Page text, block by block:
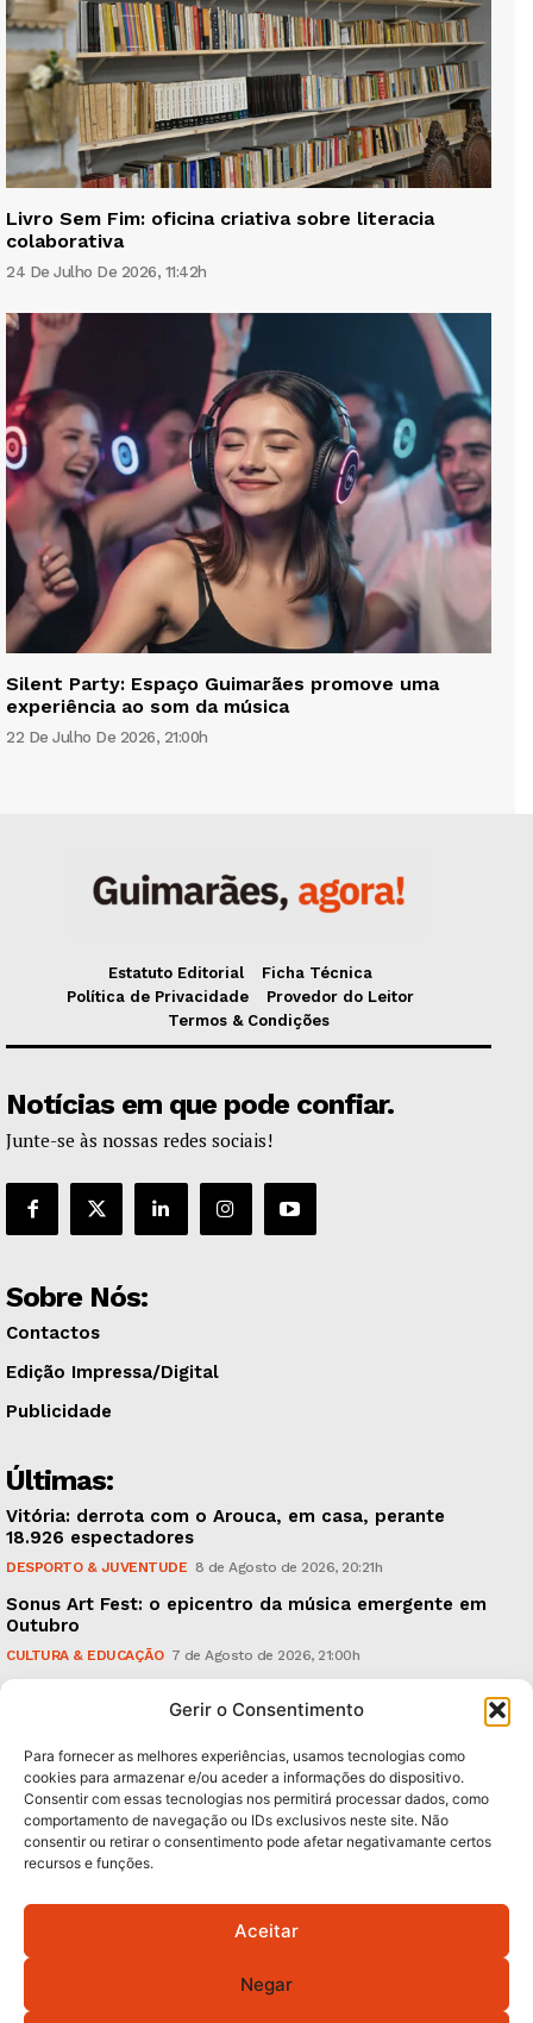
Gerir o Consentimento
Para fornecer as melhores experiências, usamos tecnologias como
cookies para armazenar e/ou aceder a informações do dispositivo.
Consentir com essas tecnologias nos permitirá processar dados, como
comportamento de navegação ou IDs exclusivos neste site. Não
consentir ou retirar o consentimento pode afetar negativamante certos
recursos e funções.
Aceitar
Negar
Livro Sem Fim: oficina criativa sobre literacia
colaborativa
24 De Julho De 2026, 11:42h
Silent Party: Espaço Guimarães promove uma
experiência ao som da música
22 De Julho De 2026, 21:00h
Estatuto Editorial
Ficha Técnica
Política de Privacidade
Provedor do Leitor
Termos & Condições
Notícias em que pode confiar.
Junte-se às nossas redes sociais!
Sobre Nós:
Contactos
Edição Impressa/Digital
Publicidade
Últimas:
Vitória: derrota com o Arouca, em casa, perante
18.926 espectadores
DESPORTO & JUVENTUDE 8 de Agosto de 2026, 20:21h
Sonus Art Fest: o epicentro da música emergente em
Outubro
CULTURA & EDUCAÇÃO 7 de Agosto de 2026, 21:00h
Subscreva Newsletter:
QUERO ADERIR
Política de Privacidade